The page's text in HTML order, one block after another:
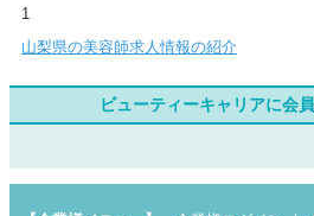
1
山梨県の美容師求人情報の紹介
ビューティーキャリアに会